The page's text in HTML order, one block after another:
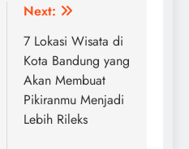
Next:
7 Lokasi Wisata di
Kota Bandung yang
Akan Membuat
Pikiranmu Menjadi
Lebih Rileks